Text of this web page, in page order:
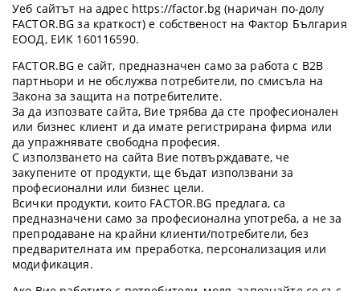
Уеб сайтът на адрес https://factor.bg (наричан по-долу
FACTOR.BG за краткост) е собственост на Фактор България
ЕООД, ЕИК 160116590.
FACTOR.BG е сайт, предназначен само за работа с B2B
партньори и не обслужва потребители, по смисъла на
Закона за защита на потребителите.
За да изпозвате сайта, Вие трябва да сте професионален
или бизнес клиент и да имате регистрирана фирма или
да упражнявате свободна професия.
С използването на сайта Вие потвърждавате, че
закупените от продукти, ще бъдат използвани за
професионални или бизнес цели.
Всички продукти, които FACTOR.BG предлага, са
предназначени само за професионална употреба, а не за
препродаване на крайни клиенти/потребители, без
предварителната им преработка, персонализация или
модификация.